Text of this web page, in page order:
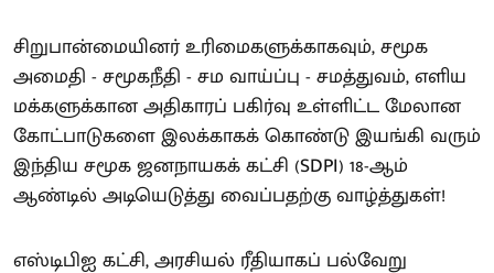
சிறுபான்மையினர் உரிமைகளுக்காகவும், சமூக
அமைதி - சமூகநீதி - சம வாய்ப்பு - சமத்துவம், எளிய
மக்களுக்கான அதிகாரப் பகிர்வு உள்ளிட்ட மேலான
கோட்பாடுகளை இலக்காகக் கொண்டு இயங்கி வரும்
இந்திய சமூக ஜனநாயகக் கட்சி (SDPI) 18-ஆம்
ஆண்டில் அடியெடுத்து வைப்பதற்கு வாழ்த்துகள்!
எஸ்டிபிஐ கட்சி, அரசியல் ரீதியாகப் பல்வேறு